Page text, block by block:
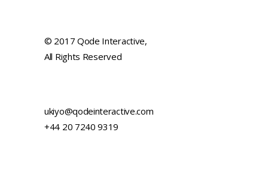
© 2017 Qode Interactive,
All Rights Reserved
ukiyo@qodeinteractive.com
+44 20 7240 9319